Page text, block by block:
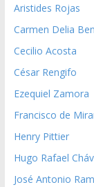
Aristides Rojas
Carmen Delia
Cecilio Acosta
César Rengifo
Ezequiel Zamora
Francisco de
Henry Pittier
Hugo Rafael
José Antonio